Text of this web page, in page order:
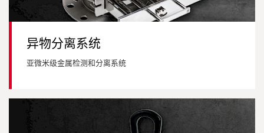
异物分离系统
亚微米级金属检测和分离系统